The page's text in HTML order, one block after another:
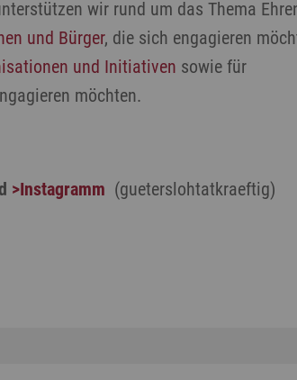
wir rund um das Thema
und Bürger, die sich engagieren
und Initiativen sowie für
möchten.
>Instagramm (gueterslohtatkraeftig)